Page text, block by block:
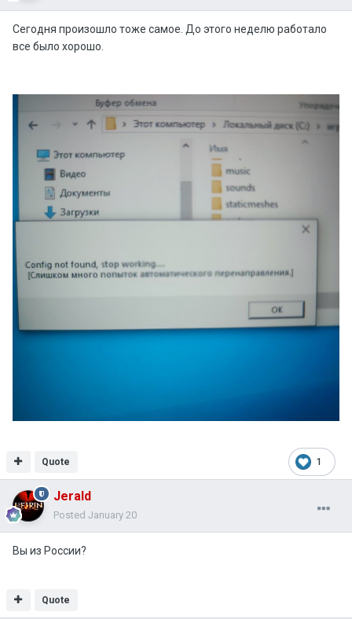
Сегодня произошло тоже самое. До этого неделю работало
все было хорошо.
1
Quote
Jerald
Posted January 20
Вы из России?
Quote